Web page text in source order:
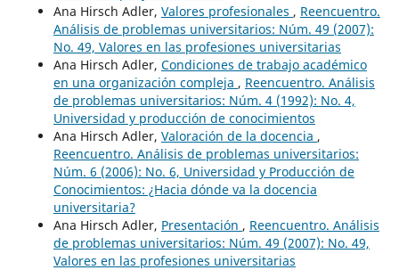
Ana Hirsch Adler, Valores profesionales , Reencuentro.
Análisis de problemas universitarios: Núm. 49 (2007):
No. 49, Valores en las profesiones universitarias
Ana Hirsch Adler, Condiciones de trabajo académico
en una organización compleja , Reencuentro. Análisis
de problemas universitarios: Núm. 4 (1992): No. 4,
Universidad y producción de conocimientos
Ana Hirsch Adler, Valoración de la docencia ,
Reencuentro. Análisis de problemas universitarios:
Núm. 6 (2006): No. 6, Universidad y Producción de
Conocimientos: ¿Hacia dónde va la docencia
universitaria?
Ana Hirsch Adler, Presentación , Reencuentro. Análisis
de problemas universitarios: Núm. 49 (2007): No. 49,
Valores en las profesiones universitarias